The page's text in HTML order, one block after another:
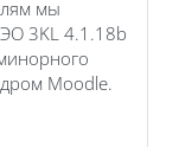
мы
3KL 4.1.18b
Moodle.